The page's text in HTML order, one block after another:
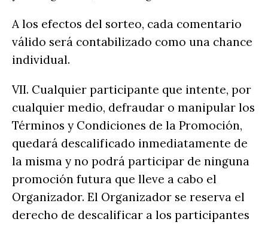
A los efectos del sorteo, cada comentario
válido será contabilizado como una chance
individual.
VII. Cualquier participante que intente, por
cualquier medio, defraudar o manipular los
Términos y Condiciones de la Promoción,
quedará descalificado inmediatamente de
la misma y no podrá participar de ninguna
promoción futura que lleve a cabo el
Organizador. El Organizador se reserva el
derecho de descalificar a los participantes